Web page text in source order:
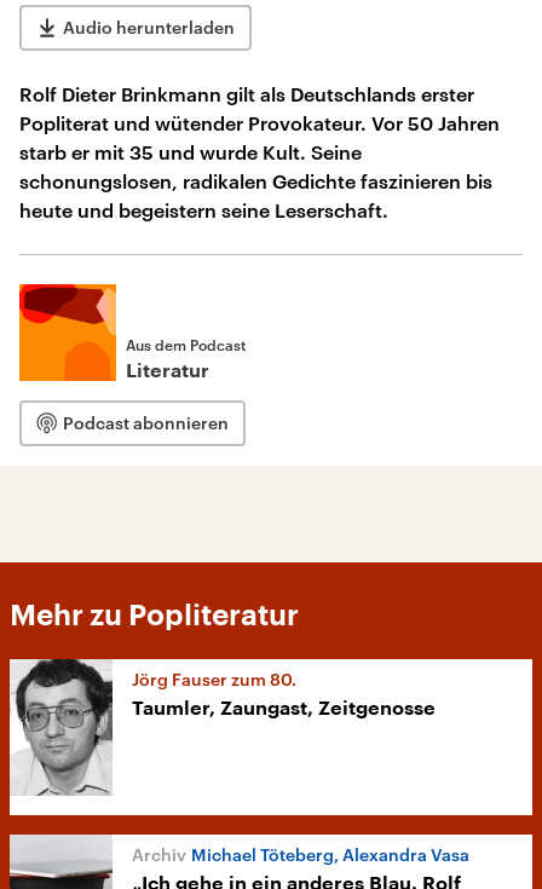
Audio herunterladen
Rolf Dieter Brinkmann gilt als Deutschlands erster
Popliterat und wütender Provokateur. Vor 50 Jahren
starb er mit 35 und wurde Kult. Seine
schonungslosen, radikalen Gedichte faszinieren bis
heute und begeistern seine Leserschaft.
Aus dem Podcast
Literatur
Podcast abonnieren
Mehr zu Popliteratur
Jörg Fauser zum 80.
Taumler, Zaungast, Zeitgenosse
Michael Töteberg, Alexandra Vasa
„Ich gehe in ein anderes Blau. Rolf